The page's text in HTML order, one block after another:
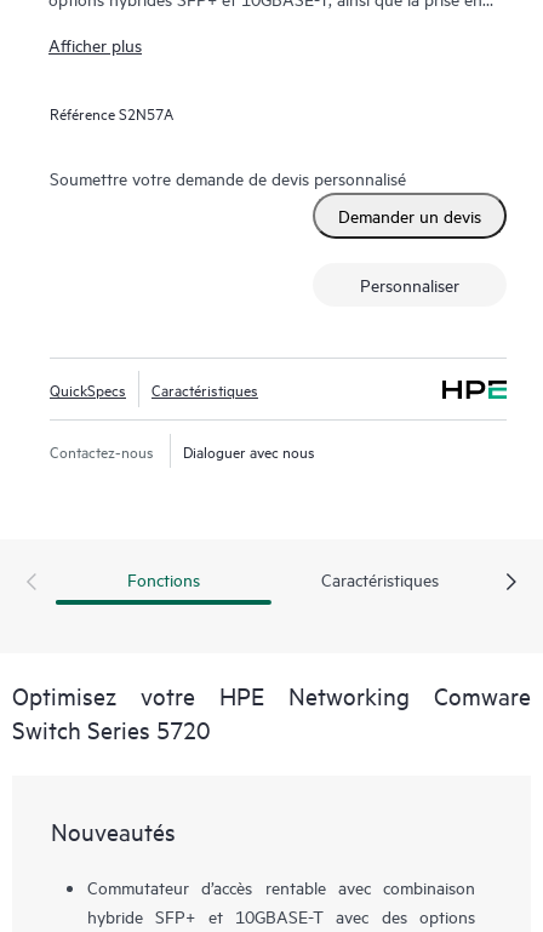
une évolutivité de 10GbE SFP+ à 100G QSFP28.
sont fournis avec la capacité de prise en charge MACsec et
fonctionnalités telles que la technologie Distributed Resilient
Network Interconnection (DRNI) et HPE Intelligent Resilient
Fabric (IRF) améliorent la résilience du réseau tandis que
un réseau dynamique hautement disponible.
expérience constante de simplicité de gestion du réseau. Ils
rationalisent les processus de gestion du réseau pour
augmenter l’efficacité par le biais d’une configuration
centralisée, de la conformité, de la gestion des politiques, la
Afficher plus
RéférenceS2N57A
Soumettre votre demande de devis personnalisé
Demander un devis
Personnaliser
QuickSpecs Caractéristiques
Contactez-nous Dialoguer avec nous
Fonctions Caractéristiques
Optimisez votre HPE Networking Comware
Switch Series 5720
Nouveautés
Commutateur d’accès rentable avec combinaison
hybride SFP+ et 10GBASE-T avec des options